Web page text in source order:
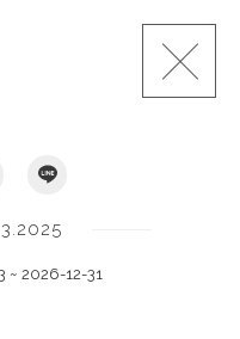
~ 2026-12-31